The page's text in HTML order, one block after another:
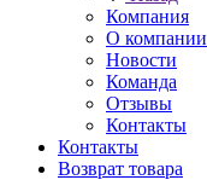
Компания
О компании
Новости
Команда
Отзывы
Контакты
Контакты
Возврат товара